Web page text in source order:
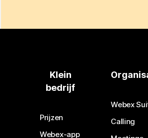
Klein
bedrijf
Prijzen
Webex-app
Webex
Calling